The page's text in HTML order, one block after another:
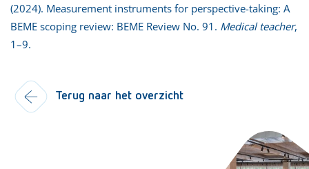
(2024). Measurement instruments for perspective-taking: A
BEME scoping review: BEME Review No. 91. Medical teacher,
1–9.
Terug naar het overzicht